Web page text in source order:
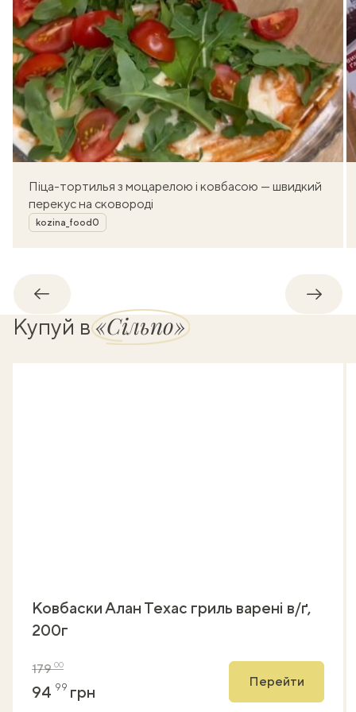
Піца-тортилья з моцарелою і ковбасою — швидкий
перекус на сковороді
Автор
kozina_food0
Назад
Купуй в«Сільпо»
Ковбаски Алан Техас гриль варені в/ґ,
200г
17900
94 99 грн
Перейти